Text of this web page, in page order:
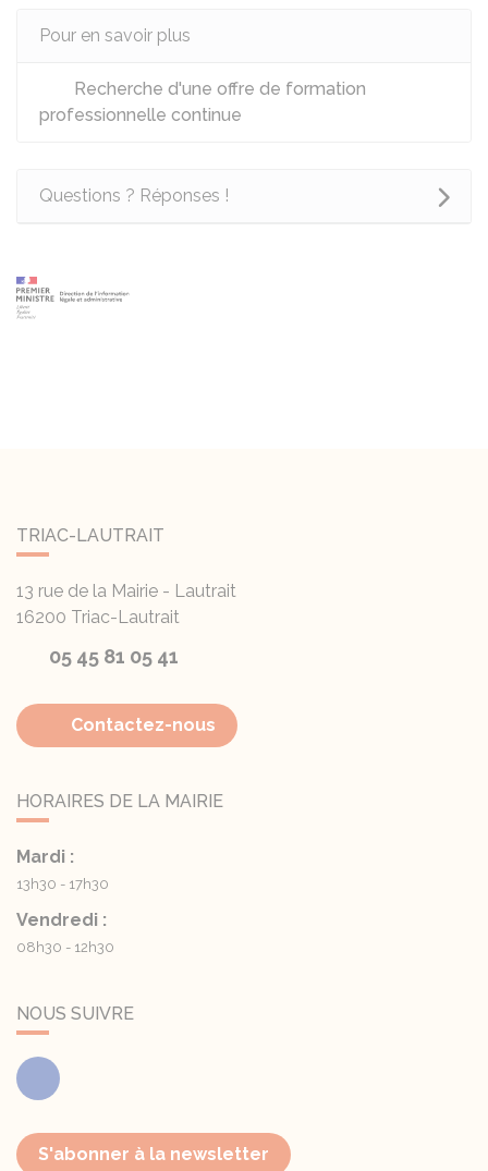
Pour en savoir plus
Recherche d'une offre de formation
professionnelle continue
Questions ? Réponses !
TRIAC-LAUTRAIT
13 rue de la Mairie - Lautrait
16200 Triac-Lautrait
05 45 81 05 41
Contactez-nous
HORAIRES DE LA MAIRIE
Mardi :
13h30 - 17h30
Vendredi :
08h30 - 12h30
NOUS SUIVRE
Facebook
S'abonner à la newsletter